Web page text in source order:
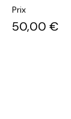
Prix
50,00 €